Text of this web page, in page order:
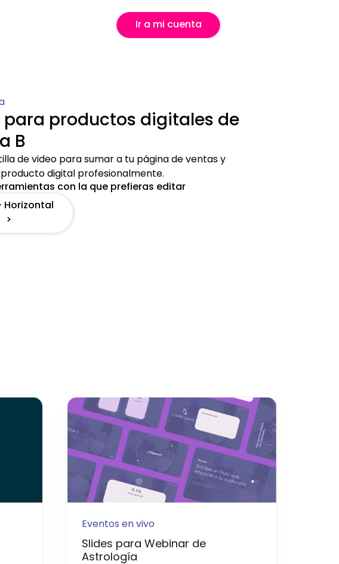
Ir a mi cuenta
para productos digitales de
B
de video para sumar a tu página de ventas y
digital profesionalmente.
con la que prefieras editar
Horizontal
>
Eventos en vivo
Slides para Webinar de
Astrología